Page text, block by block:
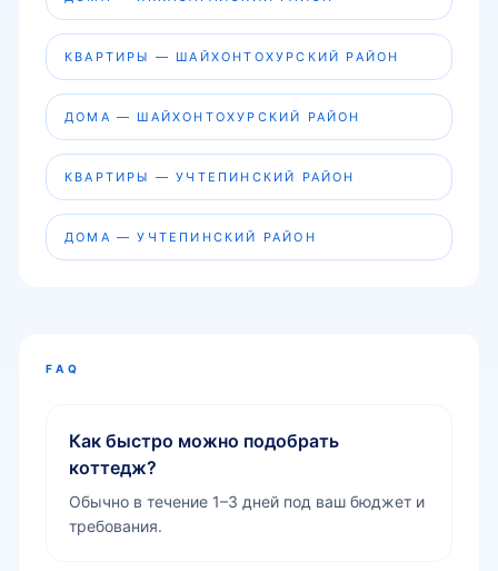
КВАРТИРЫ — ШАЙХОНТОХУРСКИЙ РАЙОН
ДОМА — ШАЙХОНТОХУРСКИЙ РАЙОН
КВАРТИРЫ — УЧТЕПИНСКИЙ РАЙОН
ДОМА — УЧТЕПИНСКИЙ РАЙОН
FAQ
Как быстро можно подобрать
коттедж?
Обычно в течение 1–3 дней под ваш бюджет и
требования.